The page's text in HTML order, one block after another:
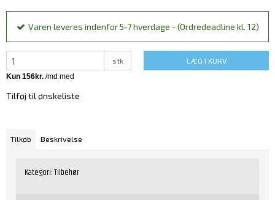
Varen leveres indenfor 5-7 hverdage - (Ordredeadline kl. 12)
stk LÆG I KURV
Tilføj til ønskeliste
Tilkøb Beskrivelse
Kategori:Tilbehør